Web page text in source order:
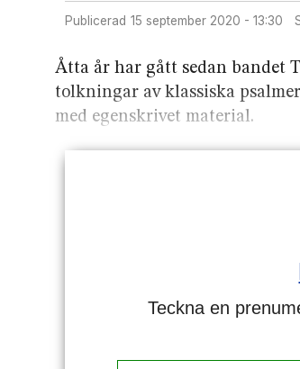
Publicerad 15 september 2020 - 13:30
Åtta år har gått sedan bandet
tolkningar av klassiska
med egenskrivet material.
Teckna en